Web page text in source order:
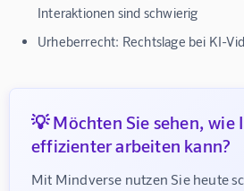
Interaktionen sind schwierig
Urheberrecht: Rechtslage bei KI-
💡 Möchten Sie sehen, wie
effizienter arbeiten kann?
Mit Mindverse nutzen Sie heute